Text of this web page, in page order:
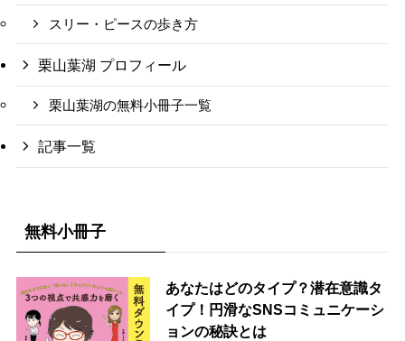
スリー・ピースの歩き方
栗山葉湖 プロフィール
栗山葉湖の無料小冊子一覧
記事一覧
無料小冊子
あなたはどのタイプ？潜在意識タ
イプ！円滑なSNSコミュニケーシ
ョンの秘訣とは